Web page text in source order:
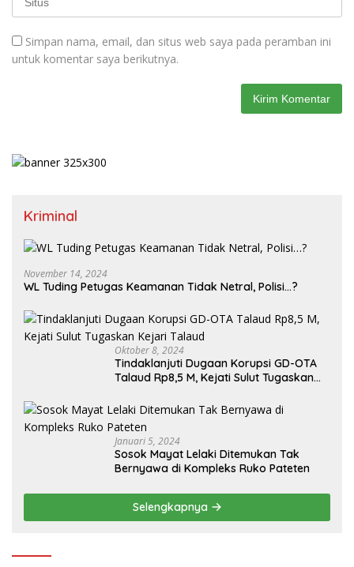
Simpan nama, email, dan situs web saya pada peramban ini
untuk komentar saya berikutnya.
Kriminal
November 14, 2024
WL Tuding Petugas Keamanan Tidak Netral, Polisi…?
Oktober 8, 2024
Tindaklanjuti Dugaan Korupsi GD-OTA
Talaud Rp8,5 M, Kejati Sulut Tugaskan
Januari 5, 2024
Sosok Mayat Lelaki Ditemukan Tak
Bernyawa di Kompleks Ruko Pateten
Selengkapnya